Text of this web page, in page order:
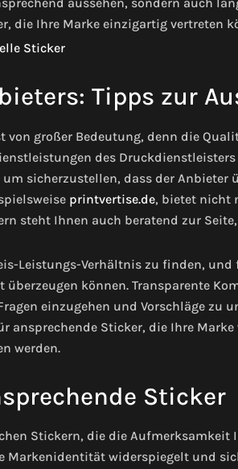
die Ihre Marke einzigartig vertreten
Tipps zur
von großer Bedeutung, denn die
des Druckdienstleisters
sicherzustellen, dass der Anbieter
printvertise.de, bietet nicht
steht Ihnen auch beratend zur
Leistungs-Verhältnis zu finden, und
können. Transparente
einzugehen und Vorschläge zu
ansprechende Sticker, die Ihre
werden.
Sticker
Stickern, die die Aufmerksamkeit
Markenidentität widerspiegelt und